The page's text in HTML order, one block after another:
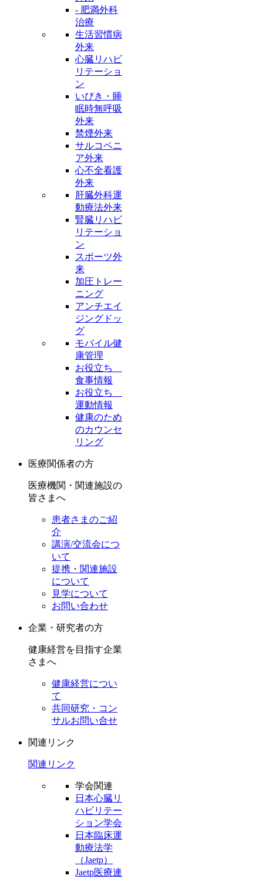
- 肥満外科
治療
生活習慣病
外来
心臓リハビ
リテーショ
ン
いびき・睡
眠時無呼吸
外来
禁煙外来
サルコペニ
ア外来
心不全看護
外来
肝臓外科運
動療法外来
腎臓リハビ
リテーショ
ン
スポーツ外
来
加圧トレー
ニング
アンチエイ
ジングドッ
グ
モバイル健
康管理
お役立ち
食事情報
お役立ち
運動情報
健康のため
のカウンセ
リング
医療関係者の方
医療機関・関連施設の
皆さまへ
患者さまのご紹
介
講演/交流会につ
いて
提携・関連施設
について
見学について
お問い合わせ
企業・研究者の方
健康経営を目指す企業
さまへ
健康経営につい
て
共同研究・コン
サルお問い合せ
関連リンク
関連リンク
学会関連
日本心臓リ
ハビリテー
ション学会
日本臨床運
動療法学
（Jaetp）
Jaetp医療連